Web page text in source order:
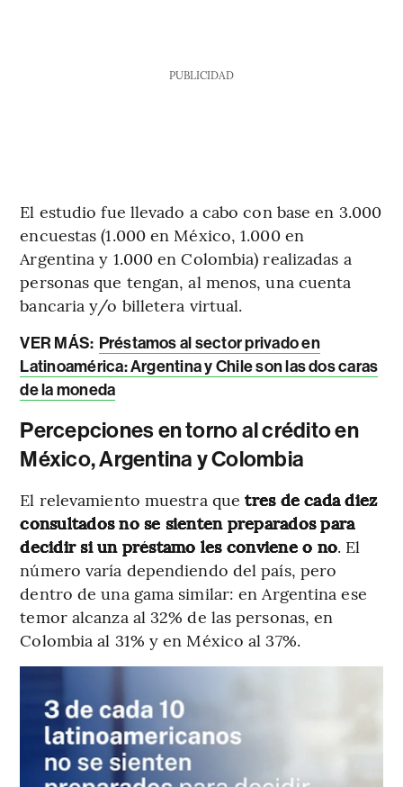
PUBLICIDAD
El estudio fue llevado a cabo con base en 3.000
encuestas (1.000 en México, 1.000 en
Argentina y 1.000 en Colombia) realizadas a
personas que tengan, al menos, una cuenta
bancaria y/o billetera virtual.
VER MÁS: Préstamos al sector privado en
Latinoamérica: Argentina y Chile son las dos caras
de la moneda
Percepciones en torno al crédito en
México, Argentina y Colombia
El relevamiento muestra que tres de cada diez
consultados no se sienten preparados para
decidir si un préstamo les conviene o no. El
número varía dependiendo del país, pero
dentro de una gama similar: en Argentina ese
temor alcanza al 32% de las personas, en
Colombia al 31% y en México al 37%.